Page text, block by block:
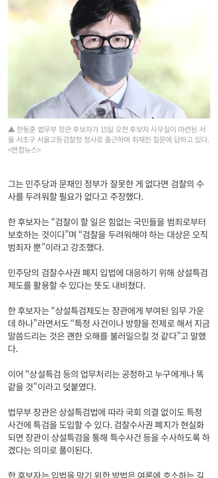
▲ 한동훈 법무부 장관 후보자가 15일 오전 후보자 사무실이 마련된 서
울 서초구 서울고등검찰청 청사로 출근하며 취재진 질문에 답하고 있다.
<연합뉴스>
그는 민주당과 문재인 정부가 잘못한 게 없다면 검찰의 수
사를 두려워할 필요가 없다고 주장했다.
한 후보자는 “검찰이 할 일은 힘없는 국민들을 범죄로부터
보호하는 것이다”며 “검찰을 두려워해야 하는 대상은 오직
범죄자 뿐”이라고 강조했다.
민주당의 검찰수사권 폐지 입법에 대응하기 위해 상설특검
제도를 활용할 수 있다는 뜻도 내비쳤다.
한 후보자는 “상설특검제도는 장관에게 부여된 임무 가운
데 하나”라면서도 “특정 사건이나 방향을 전제로 해서 지금
말씀드리는 것은 괜한 오해를 불러일으킬 것 같다”고 말했
다.
이어 “상설특검 등의 업무처리는 공정하고 누구에게나 똑
같을 것”이라고 덧붙였다.
법무부 장관은 상설특검법에 따라 국회 의결 없이도 특정
사건에 특검을 도입할 수 있다. 검찰수사권 폐지가 현실화
되면 장관이 상설특검을 통해 특수사건 등을 수사하도록 하
겠다는 의미로 풀이된다.
한 후보자는 입법을 막기 위한 방법은 여론에 호소하는 길